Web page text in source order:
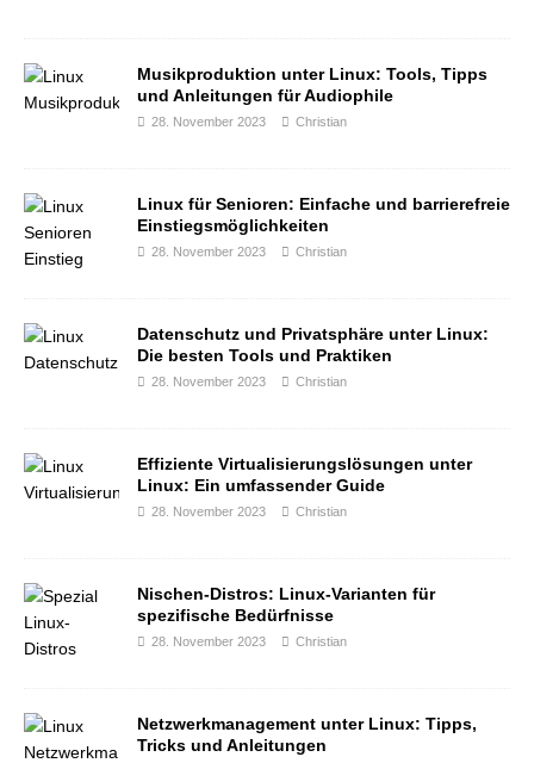
Musikproduktion unter Linux: Tools, Tipps
und Anleitungen für Audiophile
28. November 2023 Christian
Linux für Senioren: Einfache und barrierefreie
Einstiegsmöglichkeiten
28. November 2023 Christian
Datenschutz und Privatsphäre unter Linux:
Die besten Tools und Praktiken
28. November 2023 Christian
Effiziente Virtualisierungslösungen unter
Linux: Ein umfassender Guide
28. November 2023 Christian
Nischen-Distros: Linux-Varianten für
spezifische Bedürfnisse
28. November 2023 Christian
Netzwerkmanagement unter Linux: Tipps,
Tricks und Anleitungen